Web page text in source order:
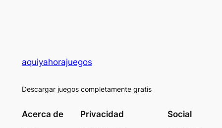
aquiyahorajuegos
Descargar juegos completamente gratis
Acerca de Privacidad Social